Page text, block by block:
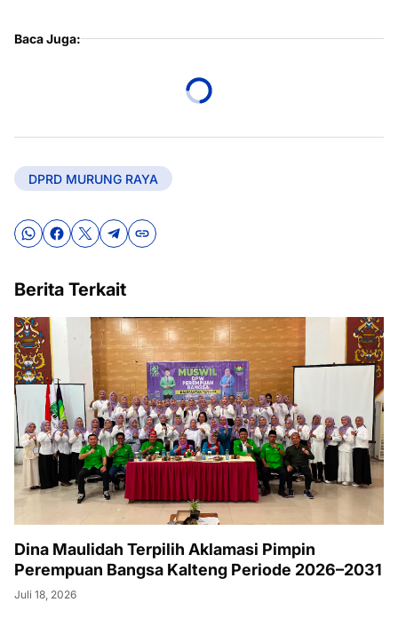
Baca Juga:
DPRD MURUNG RAYA
Berita Terkait
Dina Maulidah Terpilih Aklamasi Pimpin
Perempuan Bangsa Kalteng Periode 2026–2031
Juli 18, 2026